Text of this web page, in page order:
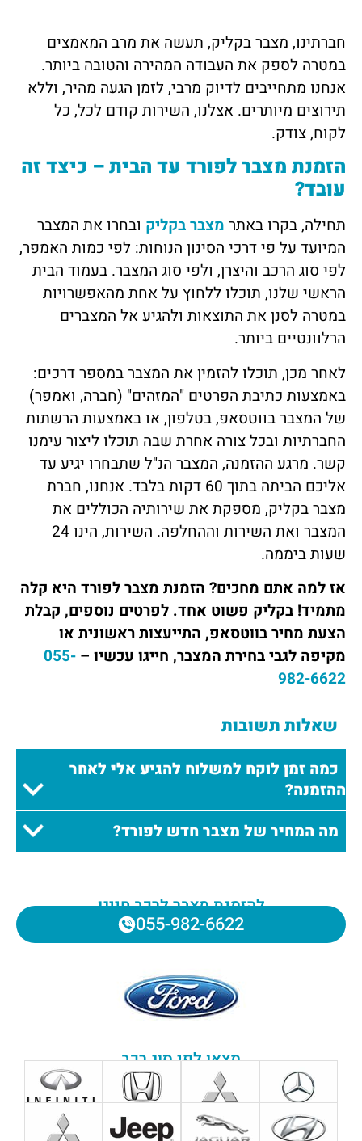
להזמנת מצבר לרכב חייגו
055-982-6622
מצאו לפי סוג רכב
חברתינו, מצבר בקליק, תעשה את מרב המאמצים
במטרה לספק את העבודה המהירה והטובה ביותר.
אנחנו מתחייבים לדיוק מרבי, לזמן הגעה מהיר, וללא
תירוצים מיותרים. אצלנו, השירות קודם לכל, כל
לקוח, צודק.
הזמנת מצבר לפורד עד הבית – כיצד זה
עובד?
תחילה, בקרו באתר מצבר בקליק ובחרו את המצבר
המיועד על פי דרכי הסינון הנוחות: לפי כמות האמפר,
לפי סוג הרכב והיצרן, ולפי סוג המצבר. בעמוד הבית
הראשי שלנו, תוכלו ללחוץ על אחת מהאפשרויות
במטרה לסנן את התוצאות ולהגיע אל המצברים
הרלוונטיים ביותר.
לאחר מכן, תוכלו להזמין את המצבר במספר דרכים:
באמצעות כתיבת הפרטים "המזהים" (חברה, ואמפר)
של המצבר בווטסאפ, בטלפון, או באמצעות הרשתות
החברתיות ובכל צורה אחרת שבה תוכלו ליצור עימנו
קשר. מרגע ההזמנה, המצבר הנ"ל שתבחרו יגיע עד
אליכם הביתה בתוך 60 דקות בלבד. אנחנו, חברת
מצבר בקליק, מספקת את שירותיה הכוללים את
המצבר ואת השירות וההחלפה. השירות, הינו 24
שעות ביממה.
אז למה אתם מחכים? הזמנת מצבר לפורד היא קלה
מתמיד! בקליק פשוט אחד. לפרטים נוספים, קבלת
הצעת מחיר בווטסאפ, התייעצות ראשונית או
מקיפה לגבי בחירת המצבר, חייגו עכשיו – 055-
982-6622
שאלות תשובות
כמה זמן לוקח למשלוח להגיע אלי לאחר
ההזמנה?
מה המחיר של מצבר חדש לפורד?